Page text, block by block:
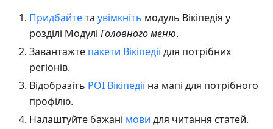
Придбайтета увімкніть модуль Вікіпедія у
розділі Модулі Головного меню.
Завантажте пакети Вікіпедіїдля потрібних
регіонів.
Відобразіть POI Вікіпедіїна мапі для потрібного
профілю.
Налаштуйте бажані мови для читання статей.